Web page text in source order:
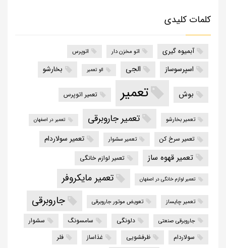
کلمات کلیدی
آبمیوه گیری اتو مخزن دار اتوپرس
اسپرسوساز الجی الو تعمیر بخارشو
بوش تعمیر تعمیر اتوپرس
تعمیر بخارشو تعمیر جاروبرقی تعمیر در اصفهان
تعمیر سرخ کن تعمیر سشوار تعمیر سولاردام
تعمیر قهوه ساز تعمیر لوازم خانگی
تعمیر لوازم خانگی در اصفهان تعمیر مایکروفر
تعمیر چایساز تعویض موتور جاروبرقی جاروبرقی
جاروبرقی صنعتی دلونگی سامسونگ
سشوار
سولاردام
ظرفشویی غذاساز فلر